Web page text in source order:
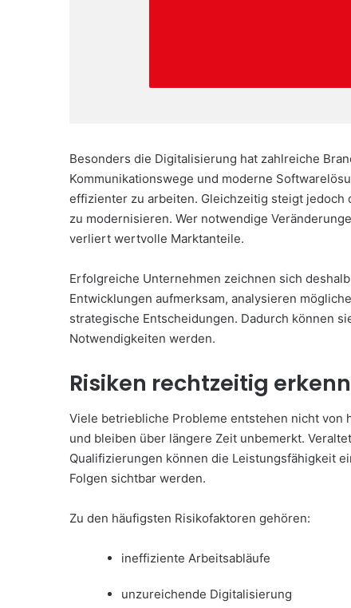
Besonders die Digitalisierung hat zahlreiche
Kommunikationswege und moderne
effizienter zu arbeiten. Gleichzeitig steigt
zu modernisieren. Wer notwendige
verliert wertvolle Marktanteile.
Erfolgreiche Unternehmen zeichnen sich
Entwicklungen aufmerksam, analysieren
strategische Entscheidungen. Dadurch können
Notwendigkeiten werden.
Risiken rechtzeitig
Viele betriebliche Probleme entstehen nicht von
und bleiben über längere Zeit unbemerkt.
Qualifizierungen können die Leistungsfähigkeit
Folgen sichtbar werden.
Zu den häufigsten Risikofaktoren gehören:
ineffiziente Arbeitsabläufe
unzureichende Digitalisierung